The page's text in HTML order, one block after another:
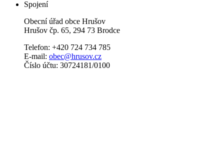
Spojení
Obecní úřad obce Hrušov
Hrušov čp. 65, 294 73 Brodce
Telefon: +420 724 734 785
E-mail: obec@hrusov.cz
Číslo účtu: 30724181/0100